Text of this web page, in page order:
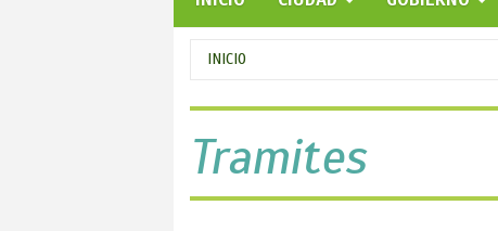
Se
encuentra
usted
aquí
INICIO
Tramites